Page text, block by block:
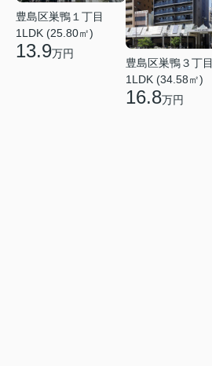
豊島区巣鴨１丁目
1LDK (25.80㎡)
13.9万円
豊島区巣鴨３丁目
1LDK (34.58㎡)
16.8万円